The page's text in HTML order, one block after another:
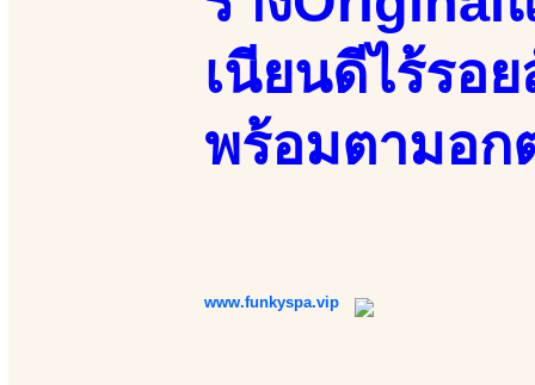
เนียนดีไร้รอ
พร้อมตามอก
www.funkyspa.vip